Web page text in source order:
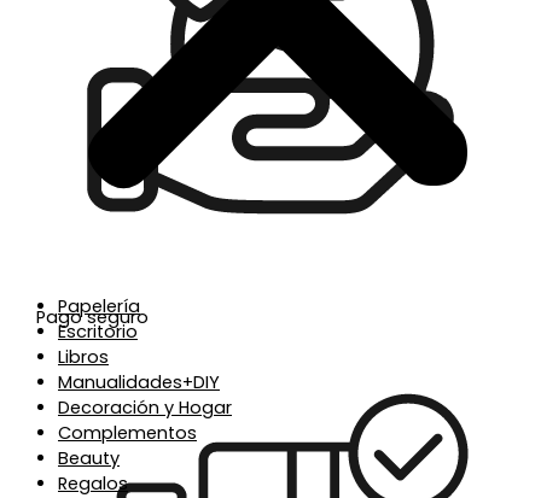
Papelería
Escritorio
Libros
Manualidades+DIY
Decoración y Hogar
Complementos
Beauty
Regalos
Pago seguro